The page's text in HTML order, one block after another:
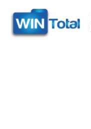
Inhalt
springen